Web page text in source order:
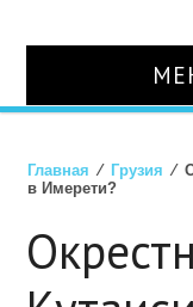
СТРАНЫ
ТУРЫ
Главная ⁄ Грузия ⁄
в Имерети?